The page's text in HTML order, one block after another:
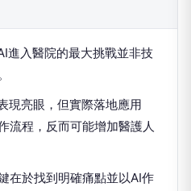
進入醫院的最大挑戰並非技
現亮眼，但實際落地應用
流程，反而可能增加醫護人
在於找到明確痛點並以AI作